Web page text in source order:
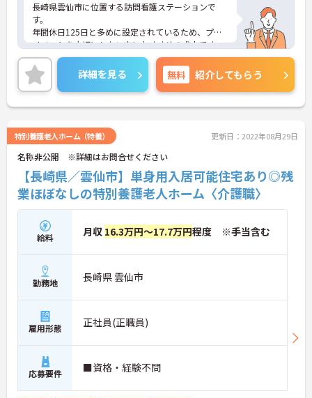
長崎県雲仙市に位置する訪問看護ステーションで
す。
年間休日125日と多めに設定されているため、プラ
イベートを大切にしたい方におすすめの求人です。
昇給や賞与制度があり頑張りが評価されてしっかり
と職員に還元されます。
ご興味のある方には、面接対策ポイントなど、さら
に詳細をお話しいたしますのでお気軽にご相談くだ
さい！
詳細を見る 無料 紹介してもらう
特別養護老人ホーム（特養） 更新日：2022年08月29日
名称非公開 ※詳細はお問合せください
【長崎県／雲仙市】単身用入居可能住宅あり◎残
業ほぼなしの特別養護老人ホーム〈介護職〉
給料 月収 16.3万円～17.7万円程度 ※手当含む
勤務地 長崎県 雲仙市
雇用形態 正社員(正職員)
応募要件 ■資格・経験不問